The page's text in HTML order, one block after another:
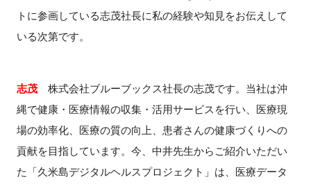
トに参画している志茂社長に私の経験や知見をお伝えして
いる次第です。
志茂
株式会社ブルーブックス社長の志茂です。当社は沖
縄で健康・医療情報の収集・活用サービスを行い、医療現
場の効率化、医療の質の向上、患者さんの健康づくりへの
貢献を目指しています。今、中井先生からご紹介いただい
た「久米島デジタルヘルスプロジェクト」は、医療データ